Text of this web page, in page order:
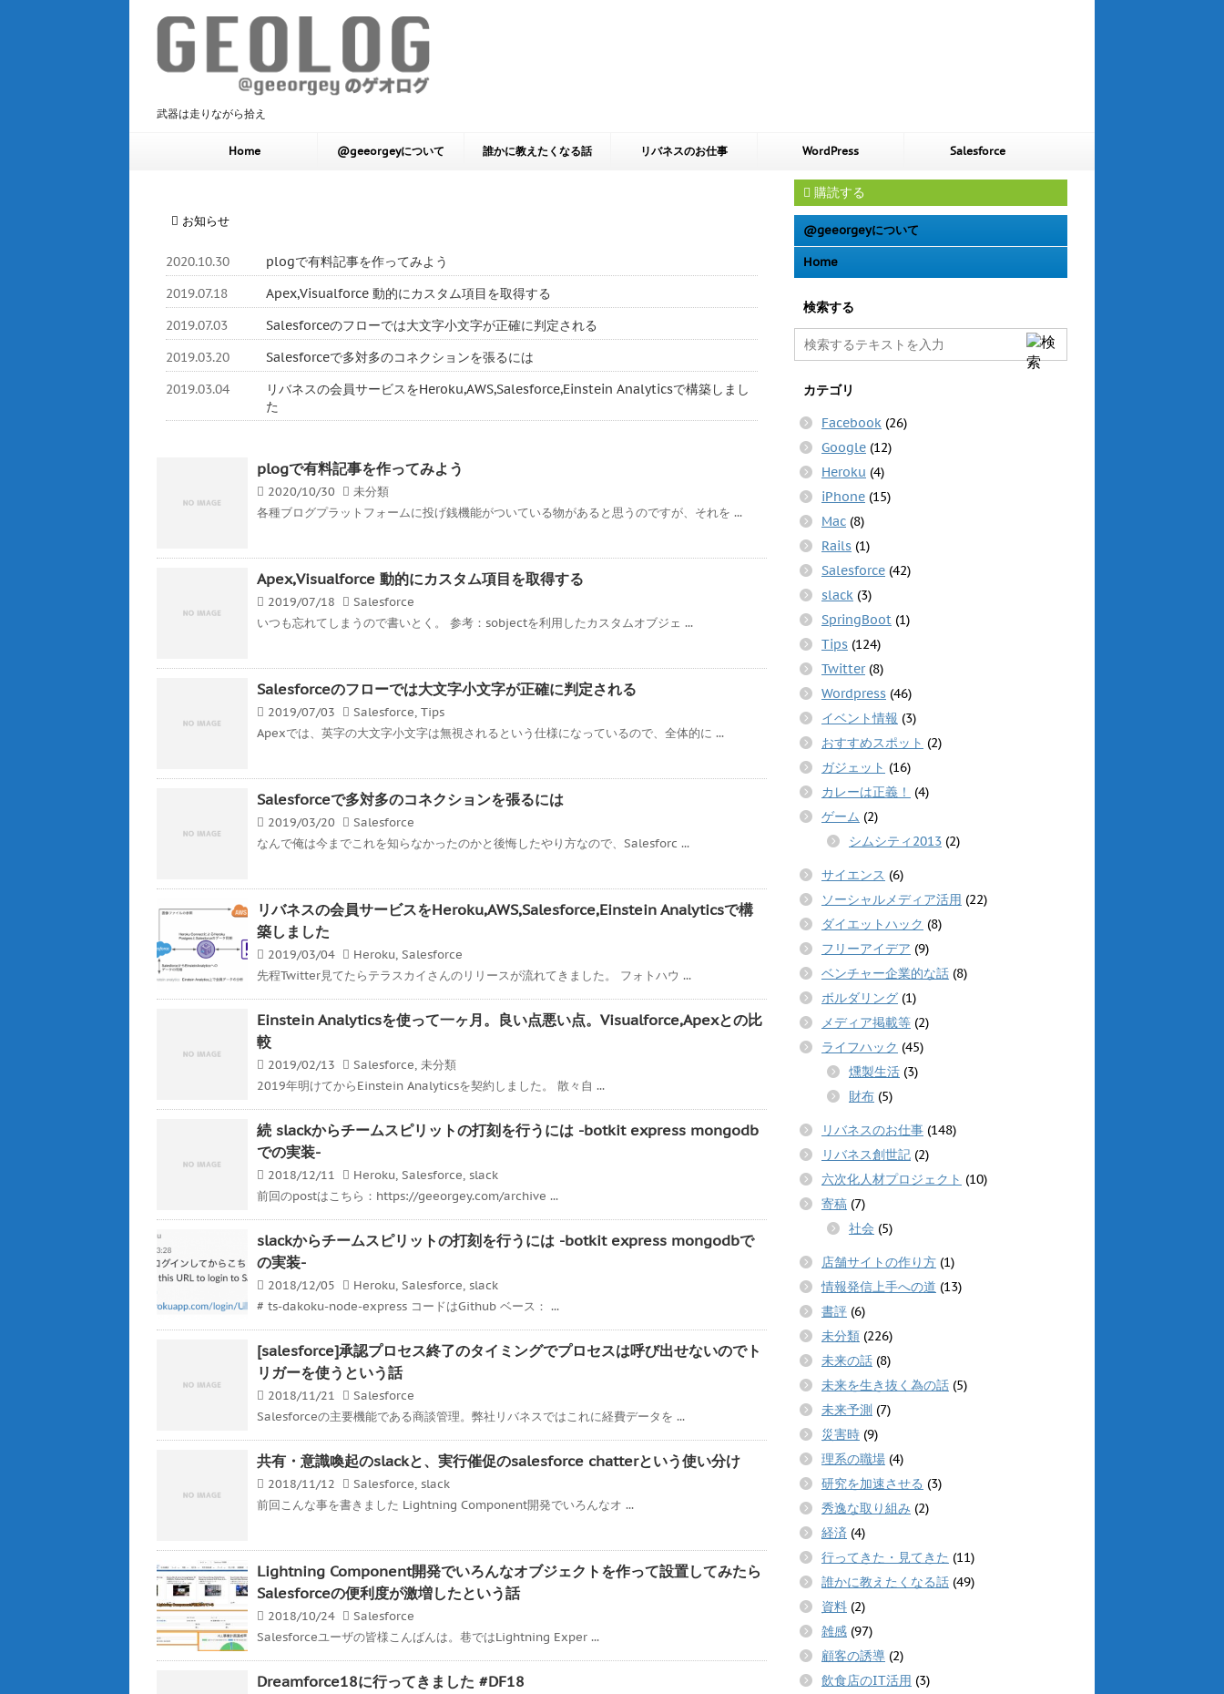
武器は走りながら拾え
Home @geeorgeyについて 誰かに教えたくなる話 リバネスのお仕事 WordPress Salesforce
お知らせ
2020.10.30
plogで有料記事を作ってみよう
2019.07.18
Apex,Visualforce 動的にカスタム項目を取得する
2019.07.03
Salesforceのフローでは大文字小文字が正確に判定される
2019.03.20
Salesforceで多対多のコネクションを張るには
2019.03.04
リバネスの会員サービスをHeroku,AWS,Salesforce,Einstein Analyticsで構築しまし
た
plogで有料記事を作ってみよう
2020/10/30
未分類
各種ブログプラットフォームに投げ銭機能がついている物があると思うのですが、それを ...
Apex,Visualforce 動的にカスタム項目を取得する
2019/07/18
Salesforce
いつも忘れてしまうので書いとく。 参考：sobjectを利用したカスタムオブジェ ...
Salesforceのフローでは大文字小文字が正確に判定される
2019/07/03 Salesforce, Tips
Apexでは、英字の大文字小文字は無視されるという仕様になっているので、全体的に ...
Salesforceで多対多のコネクションを張るには
2019/03/20
Salesforce
なんで俺は今までこれを知らなかったのかと後悔したやり方なので、Salesforc ...
リバネスの会員サービスをHeroku,AWS,Salesforce,Einstein Analyticsで構
築しました
2019/03/04 Heroku, Salesforce
先程Twitter見てたらテラスカイさんのリリースが流れてきました。 フォトハウ ...
Einstein Analyticsを使って一ヶ月。良い点悪い点。Visualforce,Apexとの比
較
2019/02/13 Salesforce, 未分類
2019年明けてからEinstein Analyticsを契約しました。 散々自 ...
続 slackからチームスピリットの打刻を行うには -botkit express mongodb
での実装-
2018/12/11 Heroku, Salesforce, slack
前回のpostはこちら：https://geeorgey.com/archive ...
slackからチームスピリットの打刻を行うには -botkit express mongodbで
の実装-
2018/12/05 Heroku, Salesforce, slack
# ts-dakoku-node-express コードはGithub ベース： ...
[salesforce]承認プロセス終了のタイミングでプロセスは呼び出せないのでト
リガーを使うという話
2018/11/21
Salesforce
Salesforceの主要機能である商談管理。弊社リバネスではこれに経費データを ...
共有・意識喚起のslackと、実行催促のsalesforce chatterという使い分け
2018/11/12 Salesforce, slack
前回こんな事を書きました Lightning Component開発でいろんなオ ...
Lightning Component開発でいろんなオブジェクトを作って設置してみたら
Salesforceの便利度が激増したという話
2018/10/24
Salesforce
Salesforceユーザの皆様こんばんは。巷ではLightning Exper ...
Dreamforce18に行ってきました #DF18
購読する
@geeorgeyについて
Home
検索する
カテゴリ
Facebook (26)
Google (12)
Heroku (4)
iPhone (15)
Mac (8)
Rails (1)
Salesforce (42)
slack (3)
SpringBoot (1)
Tips (124)
Twitter(8)
Wordpress (46)
イベント情報 (3)
おすすめスポット (2)
ガジェット (16)
カレーは正義！
(4)
ゲーム (2)
シムシティ2013 (2)
サイエンス (6)
ソーシャルメディア活用 (22)
ダイエットハック (8)
フリーアイデア (9)
ベンチャー企業的な話 (8)
ボルダリング (1)
メディア掲載等 (2)
ライフハック (45)
燻製生活 (3)
財布 (5)
リバネスのお仕事 (148)
リバネス創世記 (2)
六次化人材プロジェクト (10)
寄稿 (7)
社会 (5)
店舗サイトの作り方 (1)
情報発信上手への道 (13)
書評 (6)
未分類 (226)
未来の話 (8)
未来を生き抜く為の話 (5)
未来予測 (7)
災害時 (9)
理系の職場 (4)
研究を加速させる (3)
秀逸な取り組み (2)
経済 (4)
行ってきた・見てきた (11)
誰かに教えたくなる話 (49)
資料 (2)
雑感 (97)
顧客の誘導 (2)
飲食店のIT活用 (3)